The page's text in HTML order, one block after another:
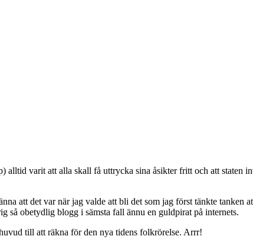
varit att alla skall få uttrycka sina åsikter fritt och att staten
att det var när jag valde att bli det som jag först tänkte tanken
så obetydlig blogg i sämsta fall ännu en guldpirat på internets.
till att räkna för den nya tidens folkrörelse. Arrr!